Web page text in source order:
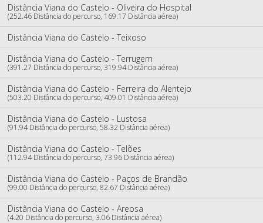
Distância Viana do Castelo - Oliveira do Hospital
(252.46 Distância do percurso, 169.17 Distância aérea)
Distância Viana do Castelo - Teixoso
Distância Viana do Castelo - Terrugem
(391.27 Distância do percurso, 319.94 Distância aérea)
Distância Viana do Castelo - Ferreira do Alentejo
(503.20 Distância do percurso, 409.01 Distância aérea)
Distância Viana do Castelo - Lustosa
(91.94 Distância do percurso, 58.32 Distância aérea)
Distância Viana do Castelo - Telões
(112.94 Distância do percurso, 73.96 Distância aérea)
Distância Viana do Castelo - Paços de Brandão
(99.00 Distância do percurso, 82.67 Distância aérea)
Distância Viana do Castelo - Areosa
(4.20 Distância do percurso, 3.06 Distância aérea)